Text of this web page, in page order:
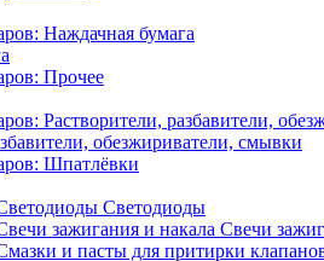
обезжириватели, смывки
Светодиоды
Свечи